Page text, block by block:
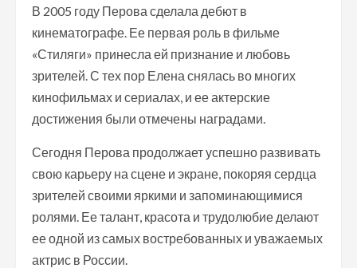
В 2005 году Перова сделала дебют в
кинематографе. Ее первая роль в фильме
«Стиляги» принесла ей признание и любовь
зрителей. С тех пор Елена снялась во многих
кинофильмах и сериалах, и ее актерские
достижения были отмечены наградами.
Сегодня Перова продолжает успешно развивать
свою карьеру на сцене и экране, покоряя сердца
зрителей своими яркими и запоминающимися
ролями. Ее талант, красота и трудолюбие делают
ее одной из самых востребованных и уважаемых
актрис в России.